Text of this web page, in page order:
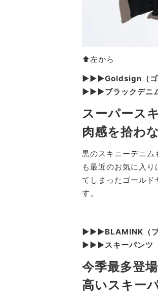
⬆︎左から
▶︎▶︎▶︎Goldsign（ゴ
▶︎▶︎▶︎ブラックデニ
スーパース
肉感を拾わ
黒のスキニーデニ
も最近のお気に入
てしまったゴール
す。
▶︎▶︎▶︎BLAMINK（ブ
▶︎▶︎▶︎スキーパンツ
今季最多登
高いスキー